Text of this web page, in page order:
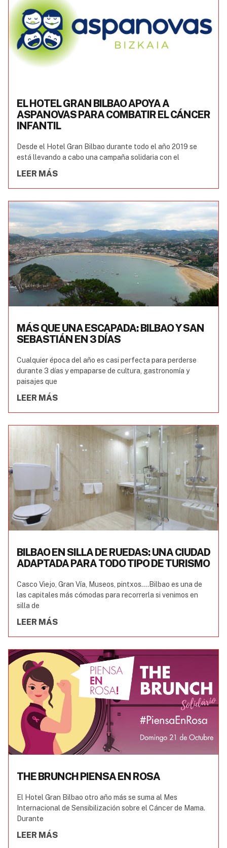
EL HOTEL GRAN BILBAO APOYA A
ASPANOVAS PARA COMBATIR EL CÁNCER
INFANTIL
Desde el Hotel Gran Bilbao durante todo el año 2019 se
está llevando a cabo una campaña solidaria con el
LEER MÁS
MÁS QUE UNA ESCAPADA: BILBAO Y SAN
SEBASTIÁN EN 3 DÍAS
Cualquier época del año es casi perfecta para perderse
durante 3 días y empaparse de cultura, gastronomía y
paisajes que
LEER MÁS
BILBAO EN SILLA DE RUEDAS: UNA CIUDAD
ADAPTADA PARA TODO TIPO DE TURISMO
Casco Viejo, Gran Vía, Museos, pintxos….Bilbao es una de
las capitales más cómodas para recorrerla si venimos en
silla de
LEER MÁS
THE BRUNCH PIENSA EN ROSA
El Hotel Gran Bilbao otro año más se suma al Mes
Internacional de Sensibilización sobre el Cáncer de Mama.
Durante
LEER MÁS